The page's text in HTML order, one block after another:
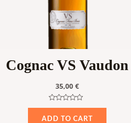
Cognac VS Vaudon
35,00 €
Rated
out
ADD TO CART